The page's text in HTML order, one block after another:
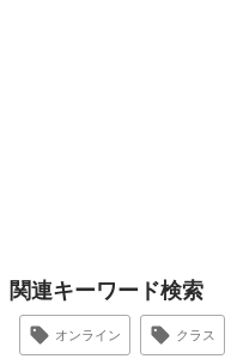
関連キーワード検索
オンライン クラス